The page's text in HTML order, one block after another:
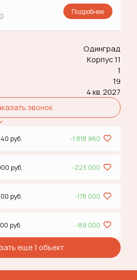
Подробнее
Одинград
Корпус 11
1
19
4 кв. 2027
звонок
руб. -1 818 960
руб. -223 000
руб. -178 000
руб. -89 000
еще 1 объект